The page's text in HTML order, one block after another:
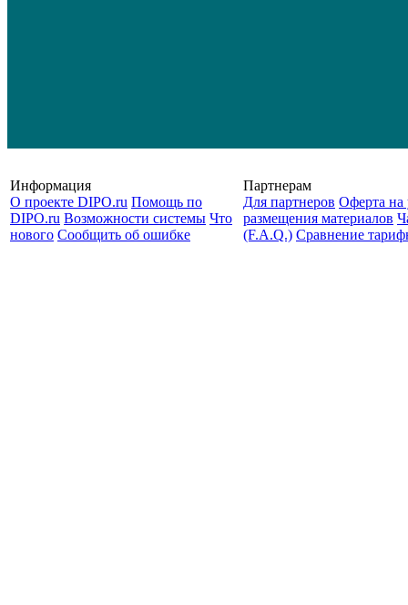
Информация
О проекте DIPO.ru Помощь по
DIPO.ru Возможности системы Что
нового Сообщить об ошибке
Партнерам
Для партнеров Оферта на
размещения материалов
(F.A.Q.) Cравнение